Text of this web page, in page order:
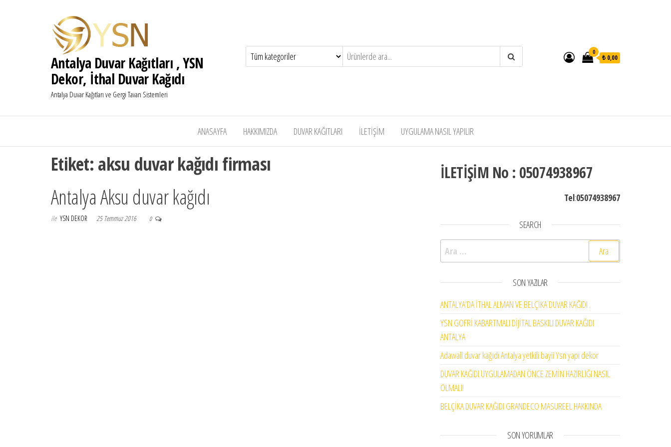
Antalya Duvar Kağıtları , YSN
Dekor, İthal Duvar Kağıdı
Antalya Duvar Kağıtları ve Gergi Tavan Sistemleri
0
₺ 0,00
ANASAYFA HAKKIMIZDA DUVAR KAĞITLARI İLETİŞİM UYGULAMA NASIL YAPILIR
Etiket: aksu duvar kağıdı firması
Antalya Aksu duvar kağıdı
ile YSN DEKOR 25 Temmuz 2016 0
İLETİŞİM No : 05074938967
Tel:05074938967
SEARCH
Arama:
SON YAZILAR
ANTALYA’DA İTHAL ALMAN VE BELÇİKA DUVAR KAĞIDI .
YSN GOFRİ KABARTMALI DİJİTAL BASKILI DUVAR KAĞIDI
ANTALYA
Adawall duvar kağıdı Antalya yetkili bayii Ysn yapı dekor
DUVAR KAĞIDI UYGULAMADAN ÖNCE ZEMİN HAZIRLIĞI NASIL
OLMALI!
BELÇİKA DUVAR KAĞIDI GRANDECO MASUREEL HAKKINDA
SON YORUMLAR